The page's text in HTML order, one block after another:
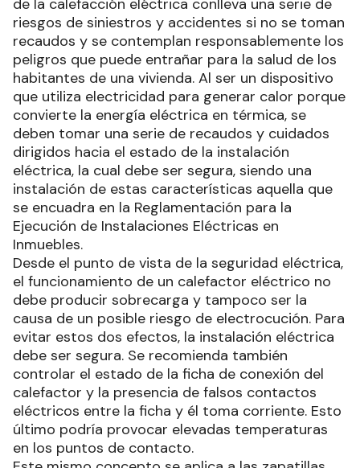
de la calefacción eléctrica conlleva una serie de
riesgos de siniestros y accidentes si no se toman
recaudos y se contemplan responsablemente los
peligros que puede entrañar para la salud de los
habitantes de una vivienda. Al ser un dispositivo
que utiliza electricidad para generar calor porque
convierte la energía eléctrica en térmica, se
deben tomar una serie de recaudos y cuidados
dirigidos hacia el estado de la instalación
eléctrica, la cual debe ser segura, siendo una
instalación de estas características aquella que
se encuadra en la Reglamentación para la
Ejecución de Instalaciones Eléctricas en
Inmuebles.
Desde el punto de vista de la seguridad eléctrica,
el funcionamiento de un calefactor eléctrico no
debe producir sobrecarga y tampoco ser la
causa de un posible riesgo de electrocución. Para
evitar estos dos efectos, la instalación eléctrica
debe ser segura. Se recomienda también
controlar el estado de la ficha de conexión del
calefactor y la presencia de falsos contactos
eléctricos entre la ficha y él toma corriente. Esto
último podría provocar elevadas temperaturas
en los puntos de contacto.